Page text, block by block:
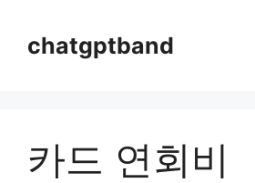
chatgptband
카드 연회비